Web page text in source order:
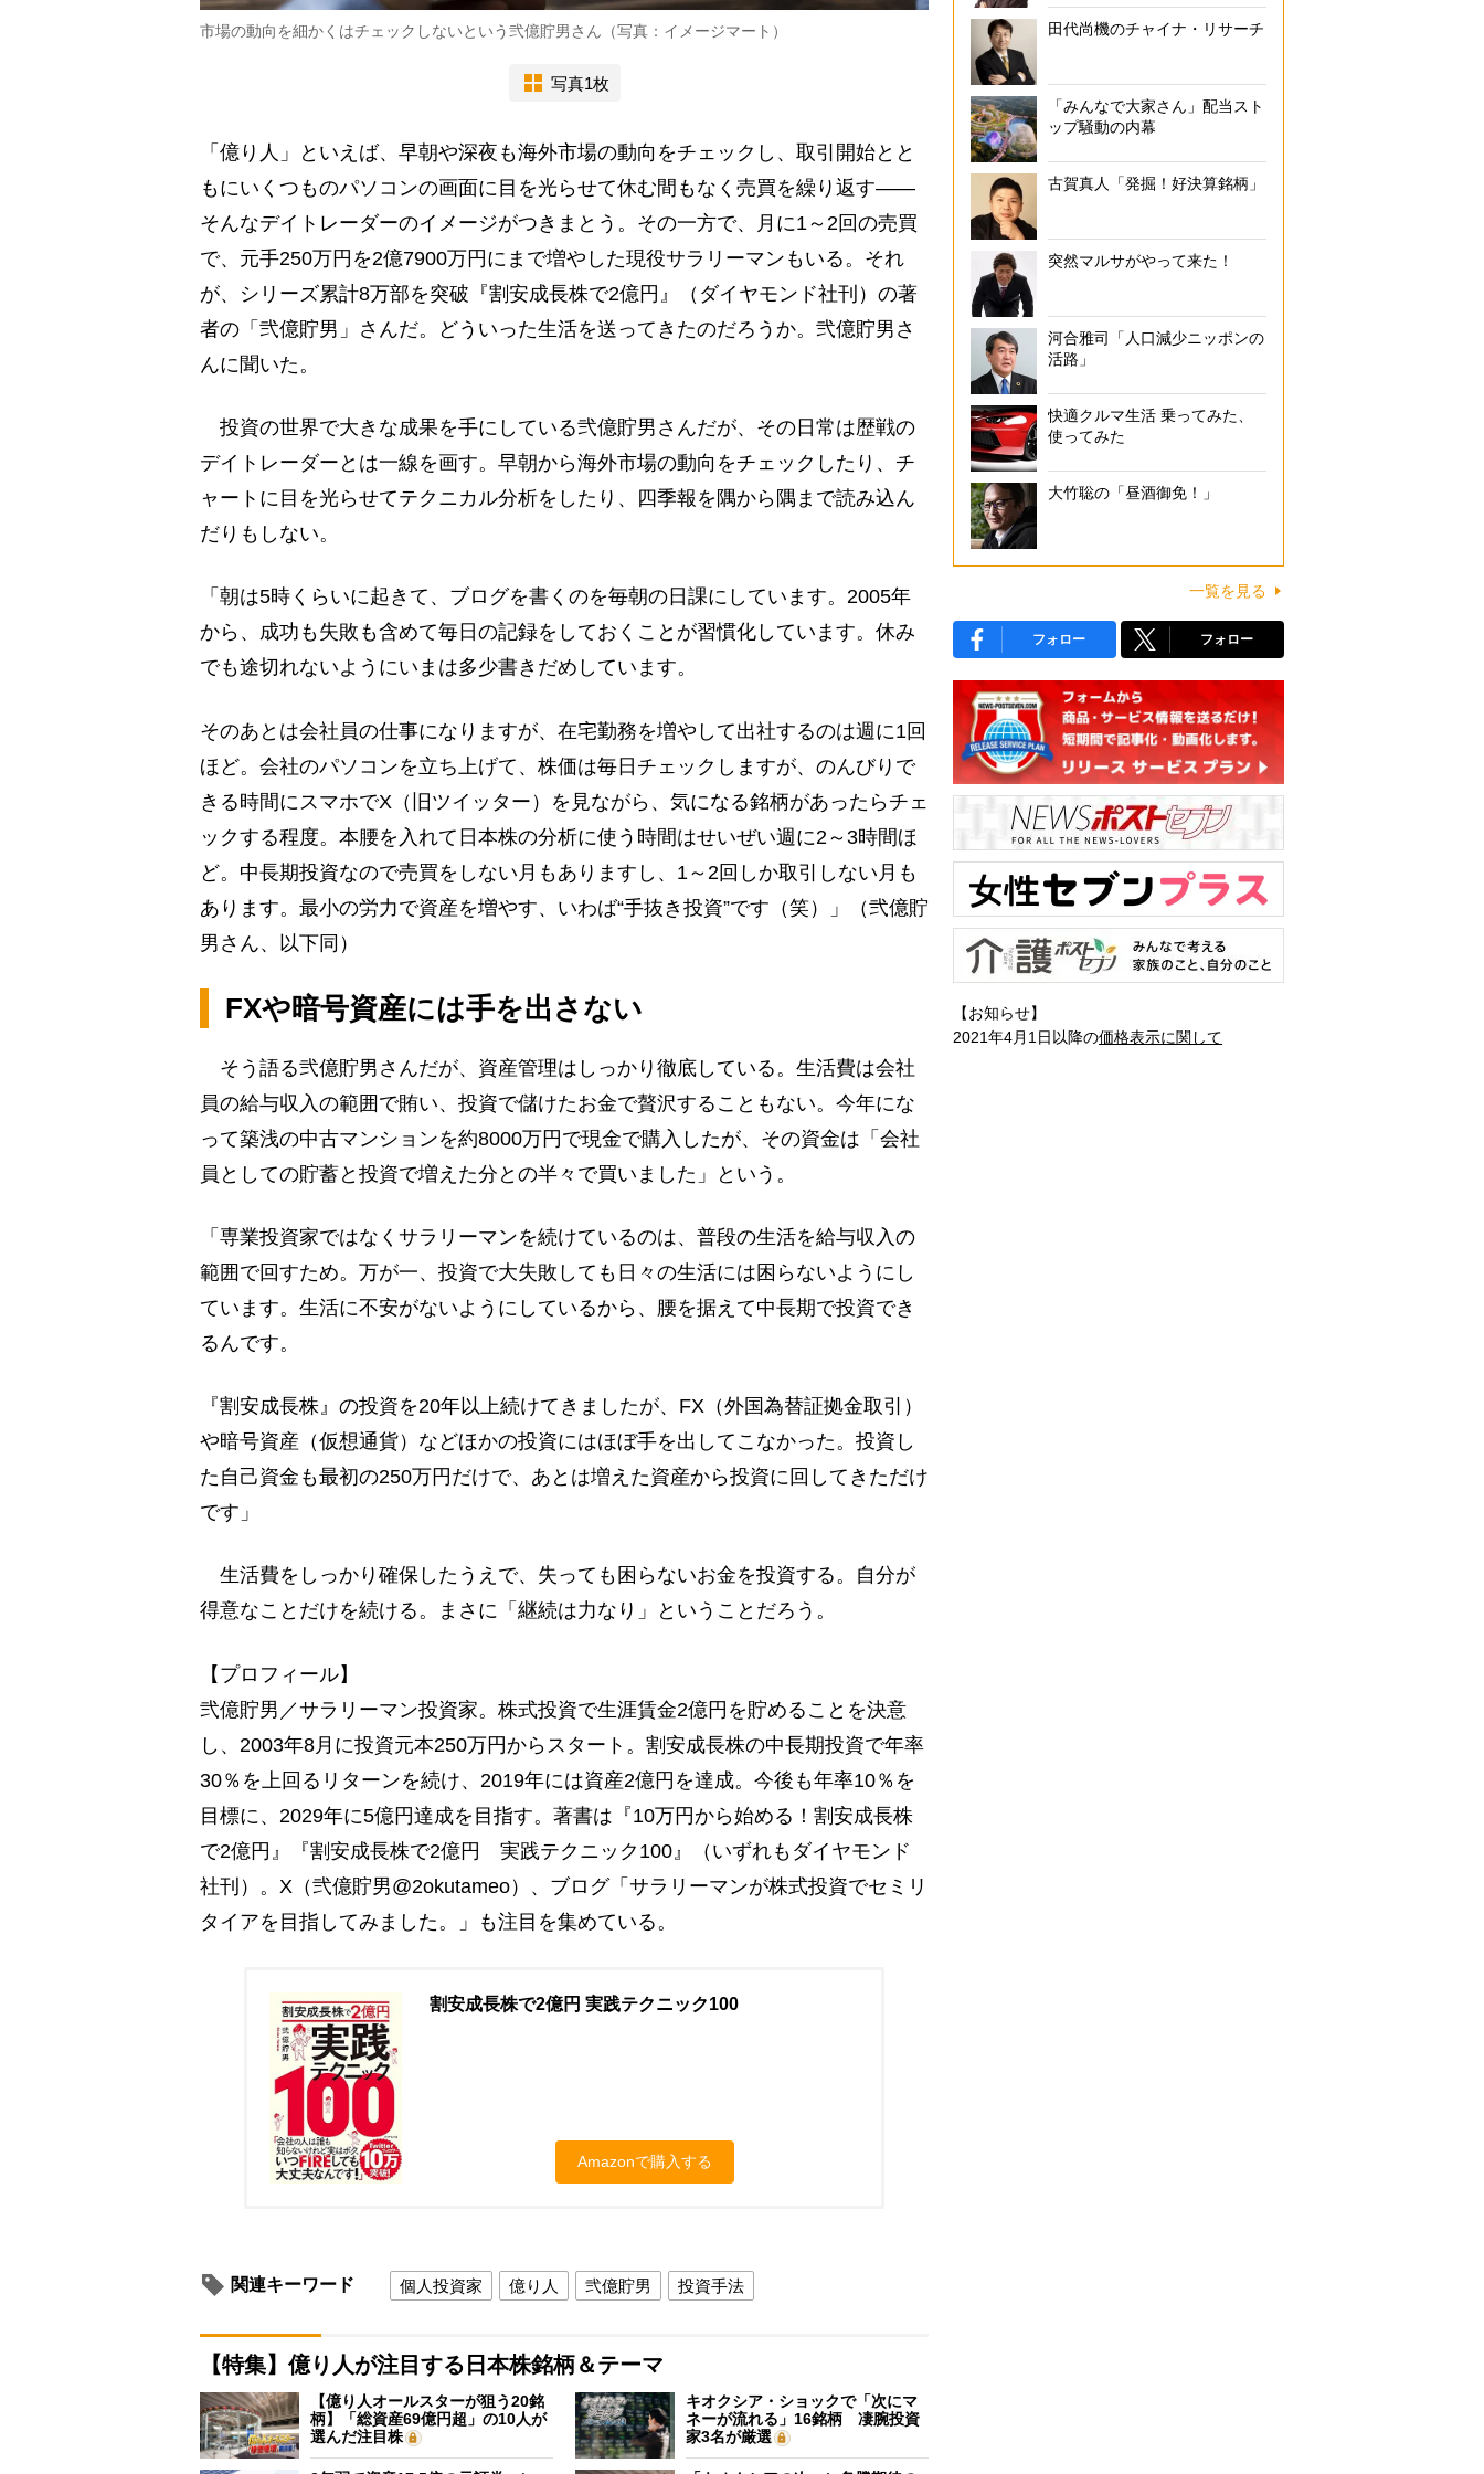
市場の動向を細かくはチェックしないという弐億貯男さん（写真：イメージマート）
写真1枚
「億り人」といえば、早朝や深夜も海外市場の動向をチェックし、取引開始とと
もにいくつものパソコンの画面に目を光らせて休む間もなく売買を繰り返す――
そんなデイトレーダーのイメージがつきまとう。その一方で、月に1～2回の売買
で、元手250万円を2億7900万円にまで増やした現役サラリーマンもいる。それ
が、シリーズ累計8万部を突破『割安成長株で2億円』（ダイヤモンド社刊）の著
者の「弐億貯男」さんだ。どういった生活を送ってきたのだろうか。弐億貯男さ
んに聞いた。
投資の世界で大きな成果を手にしている弐億貯男さんだが、その日常は歴戦の
デイトレーダーとは一線を画す。早朝から海外市場の動向をチェックしたり、チ
ャートに目を光らせてテクニカル分析をしたり、四季報を隅から隅まで読み込ん
だりもしない。
「朝は5時くらいに起きて、ブログを書くのを毎朝の日課にしています。2005年
から、成功も失敗も含めて毎日の記録をしておくことが習慣化しています。休み
でも途切れないようにいまは多少書きだめしています。
そのあとは会社員の仕事になりますが、在宅勤務を増やして出社するのは週に1回
ほど。会社のパソコンを立ち上げて、株価は毎日チェックしますが、のんびりで
きる時間にスマホでX（旧ツイッター）を見ながら、気になる銘柄があったらチェ
ックする程度。本腰を入れて日本株の分析に使う時間はせいぜい週に2～3時間ほ
ど。中長期投資なので売買をしない月もありますし、1～2回しか取引しない月も
あります。最小の労力で資産を増やす、いわば“手抜き投資”です（笑）」（弐億貯
男さん、以下同）
FXや暗号資産には手を出さない
そう語る弐億貯男さんだが、資産管理はしっかり徹底している。生活費は会社
員の給与収入の範囲で賄い、投資で儲けたお金で贅沢することもない。今年にな
って築浅の中古マンションを約8000万円で現金で購入したが、その資金は「会社
員としての貯蓄と投資で増えた分との半々で買いました」という。
「専業投資家ではなくサラリーマンを続けているのは、普段の生活を給与収入の
範囲で回すため。万が一、投資で大失敗しても日々の生活には困らないようにし
ています。生活に不安がないようにしているから、腰を据えて中長期で投資でき
るんです。
『割安成長株』の投資を20年以上続けてきましたが、FX（外国為替証拠金取引）
や暗号資産（仮想通貨）などほかの投資にはほぼ手を出してこなかった。投資し
た自己資金も最初の250万円だけで、あとは増えた資産から投資に回してきただけ
です」
生活費をしっかり確保したうえで、失っても困らないお金を投資する。自分が
得意なことだけを続ける。まさに「継続は力なり」ということだろう。
【プロフィール】
弐億貯男／サラリーマン投資家。株式投資で生涯賃金2億円を貯めることを決意
し、2003年8月に投資元本250万円からスタート。割安成長株の中長期投資で年率
30％を上回るリターンを続け、2019年には資産2億円を達成。今後も年率10％を
目標に、2029年に5億円達成を目指す。著書は『10万円から始める！割安成長株
で2億円』『割安成長株で2億円 実践テクニック100』（いずれもダイヤモンド
社刊）。X（弐億貯男@2okutameo）、ブログ「サラリーマンが株式投資でセミリ
タイアを目指してみました。」も注目を集めている。
割安成長株で2億円 実践テクニック100
Amazonで購入する
関連キーワード 個人投資家 億り人 弐億貯男 投資手法
【特集】億り人が注目する日本株銘柄＆テーマ
【億り人オールスターが狙う20銘
柄】「総資産69億円超」の10人が
選んだ注目株
キオクシア・ショックで「次にマ
ネーが流れる」16銘柄 凄腕投資
家3名が厳選
田代尚機のチャイナ・リサーチ
「みんなで大家さん」配当スト
ップ騒動の内幕
古賀真人「発掘！好決算銘柄」
突然マルサがやって来た！
河合雅司「人口減少ニッポンの
活路」
快適クルマ生活 乗ってみた、
使ってみた
大竹聡の「昼酒御免！」
一覧を見る
フォロー フォロー
【お知らせ】
2021年4月1日以降の価格表示に関して